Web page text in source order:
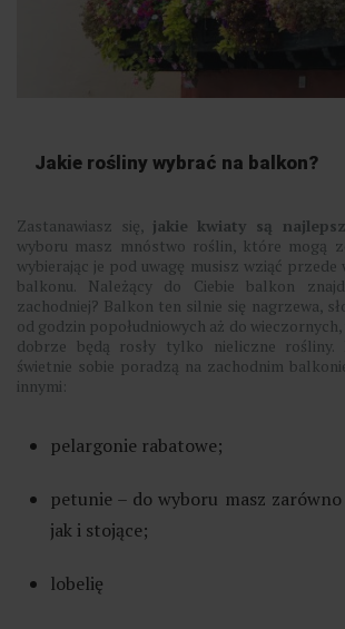
Jakie rośliny wybrać na balkon?
Zastanawiasz się, jakie kwiaty są
wyboru masz mnóstwo roślin, które mogą
wybierając je pod uwagę musisz wziąć
balkonu. Należący do Ciebie balkon
zachodniej? Balkon ten silnie się nagrzewa,
od godzin popołudniowych aż do
dobrze będą rosły tylko nieliczne rośliny.
świetnie sobie poradzą na zachodnim
innymi:
pelargonie rabatowe;
petunie – do wyboru masz
jak i stojące;
lobelię